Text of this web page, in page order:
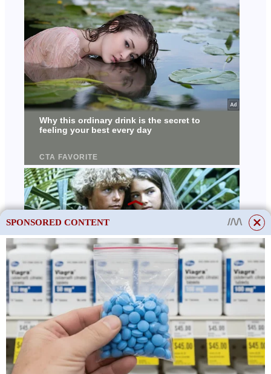
SPONSORED CONTENT